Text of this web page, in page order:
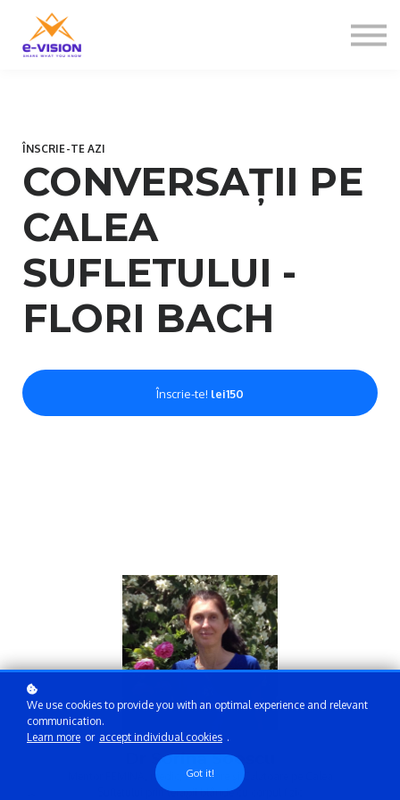
ÎNSCRIE-TE AZI
CONVERSAȚII PE
CALEA
SUFLETULUI -
FLORI BACH
Înscrie-te! lei150
Dr Sorina Soescu
Mentor FEMINA, medic, scriitoare și Călătoare pe Calea
Sufletului prin terapii blânde cu corpul fizic
We use cookies to provide you with an optimal experience and relevant
communication.
Learn more or accept individual cookies .
Got it!